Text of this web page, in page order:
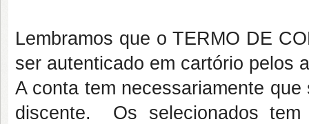
Lembramos que o TERMO DE
ser autenticado em cartório pelos
A conta tem necessariamente
discente. Os selecionados